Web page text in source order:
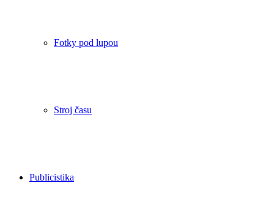
Fotky pod lupou
Stroj času
Publicistika